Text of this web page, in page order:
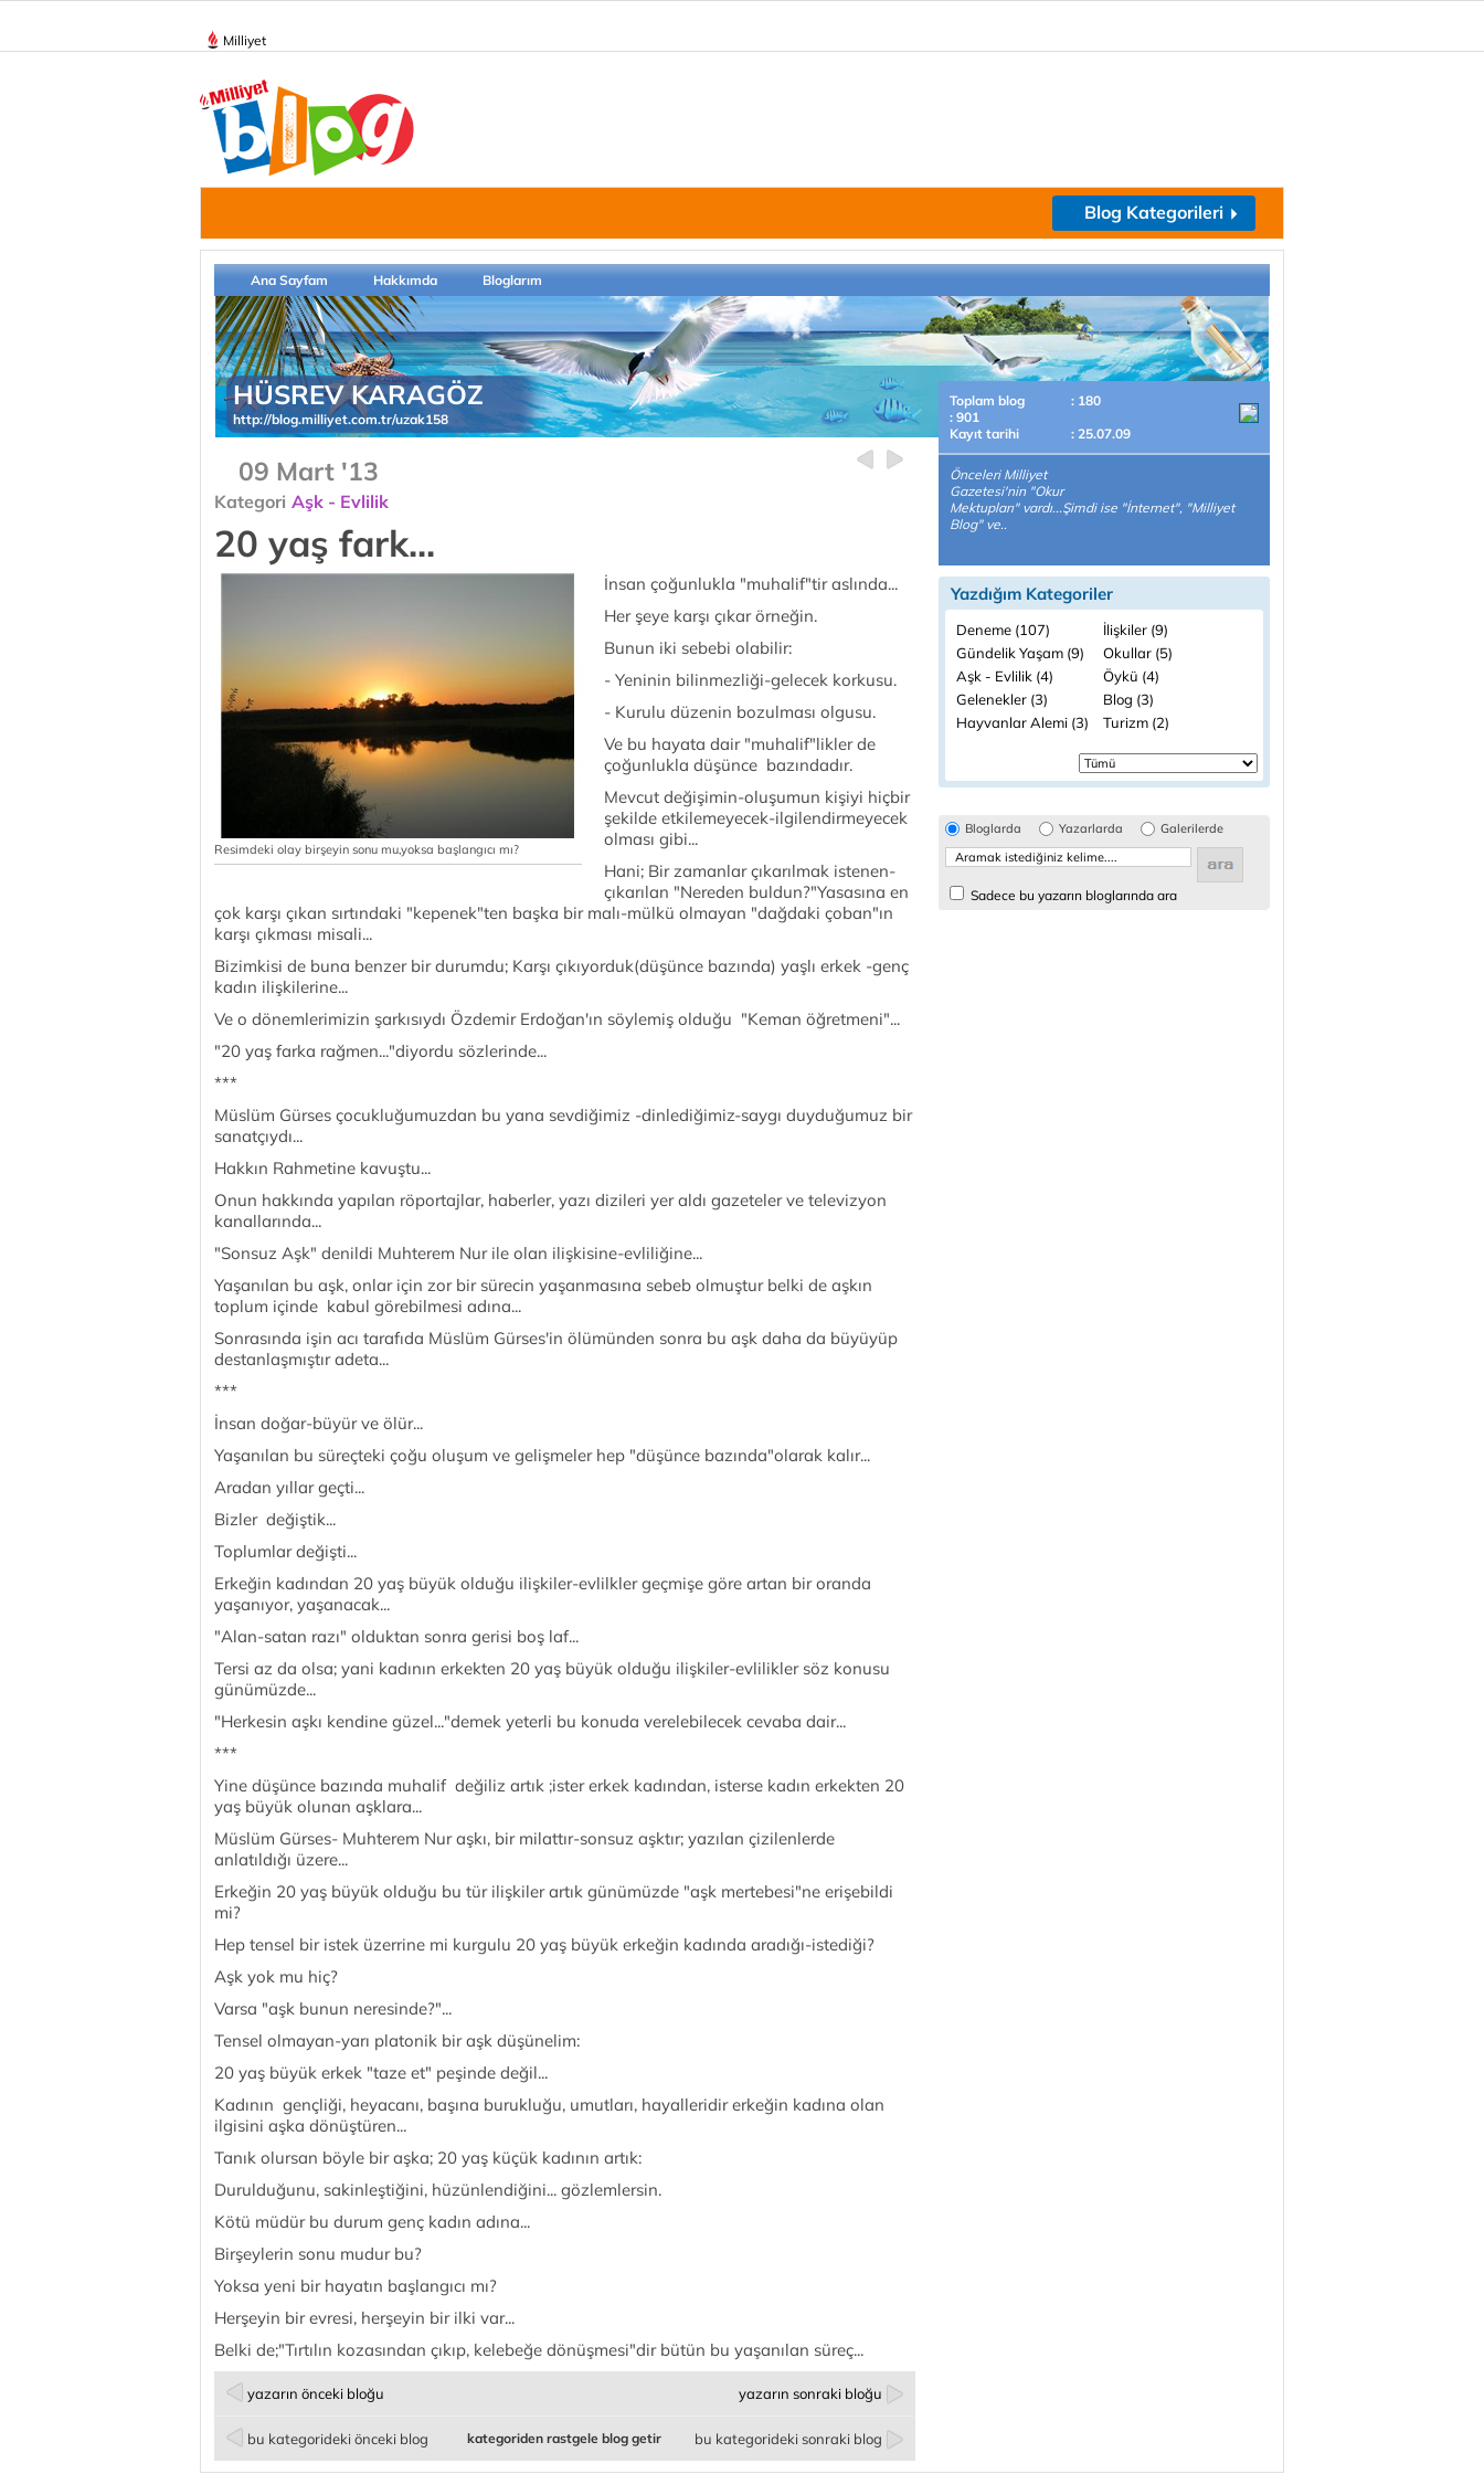
Milliyet
Blog Kategorileri
Ana Sayfam Hakkımda Bloglarım
HÜSREV KARAGÖZ
http://blog.milliyet.com.tr/uzak158
09 Mart '13
Kategori Aşk - Evlilik
20 yaş fark...
Resimdeki olay birşeyin sonu mu,yoksa başlangıcı mı?
İnsan çoğunlukla "muhalif"tir aslında...
Her şeye karşı çıkar örneğin.
Bunun iki sebebi olabilir:
- Yeninin bilinmezliği-gelecek korkusu.
- Kurulu düzenin bozulması olgusu.
Ve bu hayata dair "muhalif"likler de
çoğunlukla düşünce bazındadır.
Mevcut değişimin-oluşumun kişiyi hiçbir
şekilde etkilemeyecek-ilgilendirmeyecek
olması gibi...
Hani; Bir zamanlar çıkarılmak istenen-
çıkarılan "Nereden buldun?"Yasasına en
çok karşı çıkan sırtındaki "kepenek"ten başka bir malı-mülkü olmayan "dağdaki çoban"ın
karşı çıkması misali...
Bizimkisi de buna benzer bir durumdu; Karşı çıkıyorduk(düşünce bazında) yaşlı erkek -genç
kadın ilişkilerine...
Ve o dönemlerimizin şarkısıydı Özdemir Erdoğan'ın söylemiş olduğu "Keman öğretmeni"...
"20 yaş farka rağmen..."diyordu sözlerinde...
***
Müslüm Gürses çocukluğumuzdan bu yana sevdiğimiz -dinlediğimiz-saygı duyduğumuz bir
sanatçıydı...
Hakkın Rahmetine kavuştu...
Onun hakkında yapılan röportajlar, haberler, yazı dizileri yer aldı gazeteler ve televizyon
kanallarında...
"Sonsuz Aşk" denildi Muhterem Nur ile olan ilişkisine-evliliğine...
Yaşanılan bu aşk, onlar için zor bir sürecin yaşanmasına sebeb olmuştur belki de aşkın
toplum içinde kabul görebilmesi adına...
Sonrasında işin acı tarafıda Müslüm Gürses'in ölümünden sonra bu aşk daha da büyüyüp
destanlaşmıştır adeta...
***
İnsan doğar-büyür ve ölür...
Yaşanılan bu süreçteki çoğu oluşum ve gelişmeler hep "düşünce bazında"olarak kalır...
Aradan yıllar geçti...
Bizler değiştik...
Toplumlar değişti...
Erkeğin kadından 20 yaş büyük olduğu ilişkiler-evlilkler geçmişe göre artan bir oranda
yaşanıyor, yaşanacak...
"Alan-satan razı" olduktan sonra gerisi boş laf...
Tersi az da olsa; yani kadının erkekten 20 yaş büyük olduğu ilişkiler-evlilikler söz konusu
günümüzde...
"Herkesin aşkı kendine güzel..."demek yeterli bu konuda verelebilecek cevaba dair...
***
Yine düşünce bazında muhalif değiliz artık ;ister erkek kadından, isterse kadın erkekten 20
yaş büyük olunan aşklara...
Müslüm Gürses- Muhterem Nur aşkı, bir milattır-sonsuz aşktır; yazılan çizilenlerde
anlatıldığı üzere...
Erkeğin 20 yaş büyük olduğu bu tür ilişkiler artık günümüzde "aşk mertebesi"ne erişebildi
mi?
Hep tensel bir istek üzerrine mi kurgulu 20 yaş büyük erkeğin kadında aradığı-istediği?
Aşk yok mu hiç?
Varsa "aşk bunun neresinde?"...
Tensel olmayan-yarı platonik bir aşk düşünelim:
20 yaş büyük erkek "taze et" peşinde değil...
Kadının gençliği, heyacanı, başına burukluğu, umutları, hayalleridir erkeğin kadına olan
ilgisini aşka dönüştüren...
Tanık olursan böyle bir aşka; 20 yaş küçük kadının artık:
Durulduğunu, sakinleştiğini, hüzünlendiğini... gözlemlersin.
Kötü müdür bu durum genç kadın adına...
Birşeylerin sonu mudur bu?
Yoksa yeni bir hayatın başlangıcı mı?
Herşeyin bir evresi, herşeyin bir ilki var...
Belki de;"Tırtılın kozasından çıkıp, kelebeğe dönüşmesi"dir bütün bu yaşanılan süreç...
yazarın önceki bloğu yazarın sonraki bloğu
bu kategorideki önceki blog bu kategorideki sonraki blog
kategoriden rastgele blog getir
Toplam blog
: 180
: 901
Kayıt tarihi
: 25.07.09
Önceleri Milliyet
Gazetesi'nin "Okur
Mektupları" vardı...Şimdi ise "İnternet", "Milliyet
Blog" ve..
Yazdığım Kategoriler
Deneme (107)
İlişkiler (9)
Gündelik Yaşam (9)
Okullar (5)
Aşk - Evlilik (4)
Öykü (4)
Gelenekler (3)
Blog (3)
Hayvanlar Alemi (3)
Turizm (2)
Bloglarda Yazarlarda Galerilerde
Sadece bu yazarın bloglarında ara